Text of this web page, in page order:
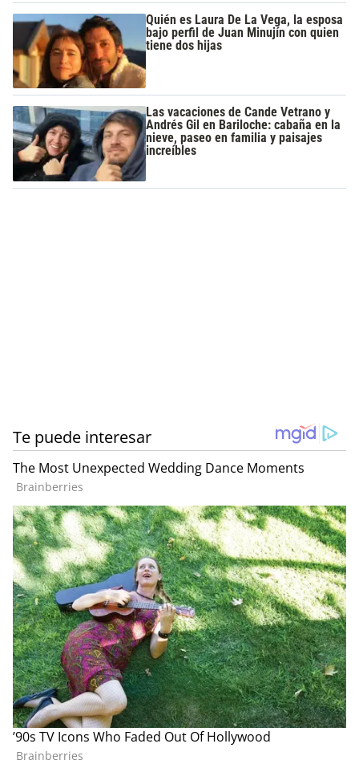
Quién es Laura De La Vega, la esposa
bajo perfil de Juan Minujín con quien
tiene dos hijas
Las vacaciones de Cande Vetrano y
Andrés Gil en Bariloche: cabaña en la
nieve, paseo en familia y paisajes
increíbles